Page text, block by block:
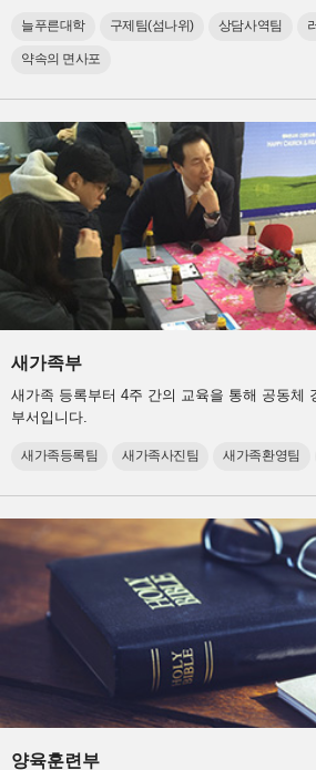
늘푸른대학 구제팀(섬나위) 상담사역팀
약속의 면사포
새가족부
새가족 등록부터 4주 간의 교육을 통해 공동체
부서입니다.
새가족등록팀 새가족사진팀 새가족환영팀
양육훈련부